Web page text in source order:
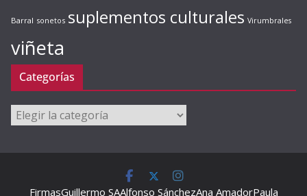
Barral sonetos suplementos culturales Virumbrales
viñeta
Categorías
Categorías
FirmasGuillermo SAAlfonso SánchezAna AmadorPaula